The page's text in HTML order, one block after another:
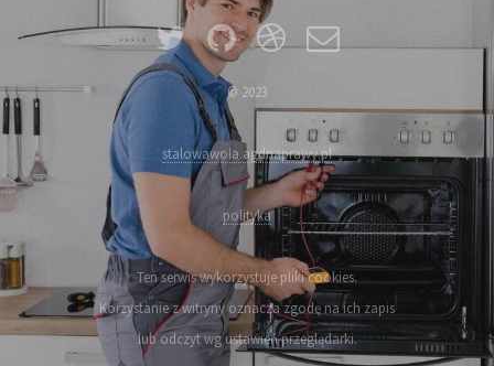
© 2023
stalowawola.agdnaprawy.pl
polityka
Ten serwis wykorzystuje pliki cookies.
Korzystanie z witryny oznacza zgodę na ich zapis
lub odczyt wg ustawień przeglądarki.